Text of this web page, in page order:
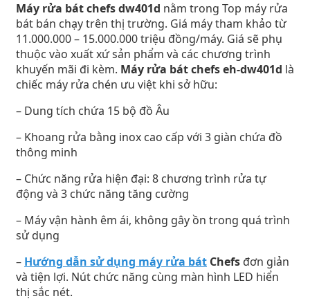
Máy rửa bát chefs dw401d nằm trong Top máy rửa
bát bán chạy trên thị trường. Giá máy tham khảo từ
11.000.000 – 15.000.000 triệu đồng/máy. Giá sẽ phụ
thuộc vào xuất xứ sản phẩm và các chương trình
khuyến mãi đi kèm. Máy rửa bát chefs eh-dw401d là
chiếc máy rửa chén ưu việt khi sở hữu:
– Dung tích chứa 15 bộ đồ Âu
– Khoang rửa bằng inox cao cấp với 3 giàn chứa đồ
thông minh
– Chức năng rửa hiện đại: 8 chương trình rửa tự
động và 3 chức năng tăng cường
– Máy vận hành êm ái, không gây ồn trong quá trình
sử dụng
– Hướng dẫn sử dụng máy rửa bát Chefs đơn giản
và tiện lợi. Nút chức năng cùng màn hình LED hiển
thị sắc nét.